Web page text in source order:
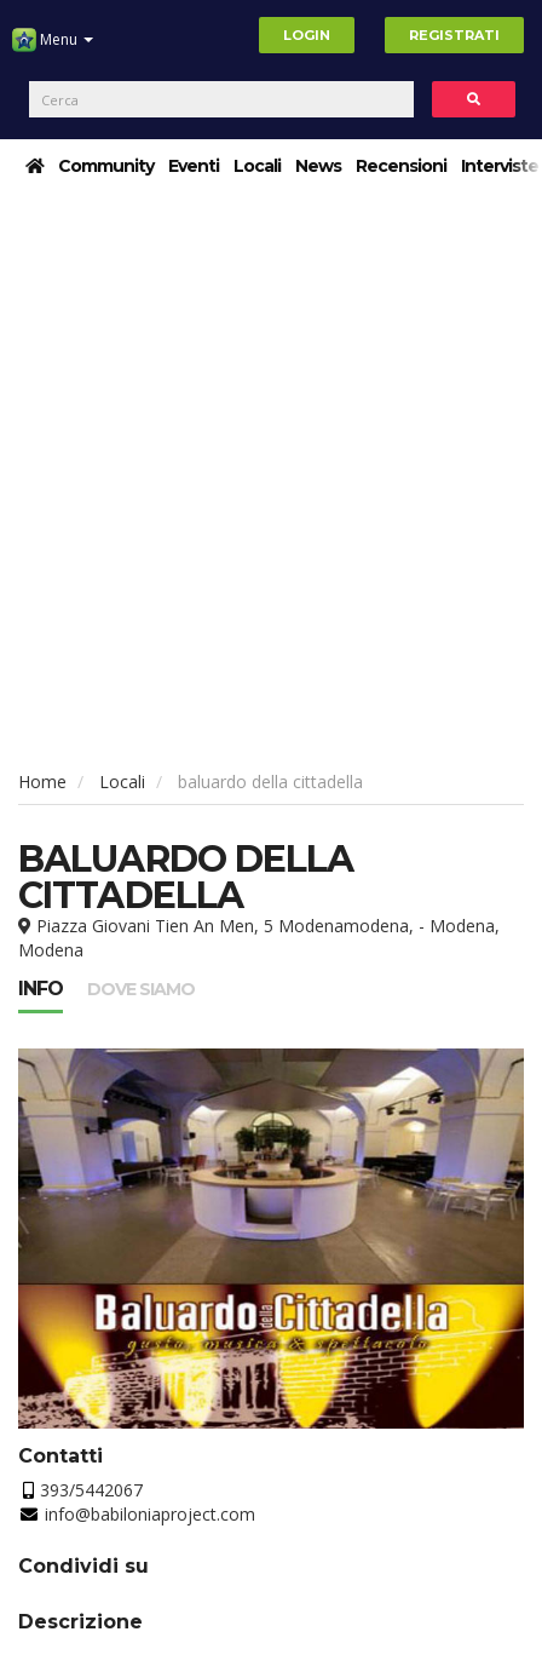
Menu LOGIN REGISTRATI
Community Eventi Locali News Recensioni Interviste
Home Locali baluardo della cittadella
BALUARDO DELLA
CITTADELLA
Piazza Giovani Tien An Men, 5 Modenamodena, - Modena,
Modena
INFO
DOVE SIAMO
Contatti
393/5442067
info@babiloniaproject.com
Condividi su
Descrizione